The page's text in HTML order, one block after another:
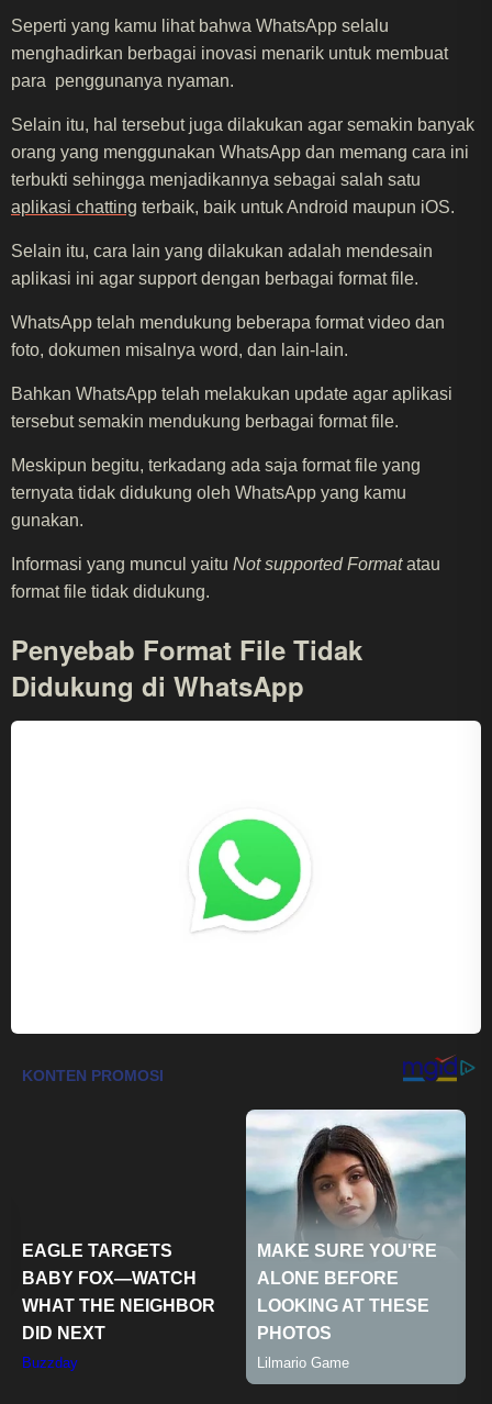
Seperti yang kamu lihat bahwa WhatsApp selalu
menghadirkan berbagai inovasi menarik untuk membuat
para penggunanya nyaman.
Selain itu, hal tersebut juga dilakukan agar semakin banyak
orang yang menggunakan WhatsApp dan memang cara ini
terbukti sehingga menjadikannya sebagai salah satu
aplikasi chatting terbaik, baik untuk Android maupun iOS.
Selain itu, cara lain yang dilakukan adalah mendesain
aplikasi ini agar support dengan berbagai format file.
WhatsApp telah mendukung beberapa format video dan
foto, dokumen misalnya word, dan lain-lain.
Bahkan WhatsApp telah melakukan update agar aplikasi
tersebut semakin mendukung berbagai format file.
Meskipun begitu, terkadang ada saja format file yang
ternyata tidak didukung oleh WhatsApp yang kamu
gunakan.
Informasi yang muncul yaitu Not supported Formatatau
format file tidak didukung.
Penyebab Format File Tidak
Didukung di WhatsApp